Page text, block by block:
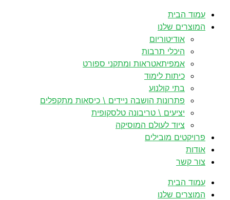
לדלג
לתוכן
עמוד הבית
המוצרים שלנו
אודיטוריום
היכלי תרבות
אמפיתאטראות ומתקני ספורט
כיתות לימוד
בתי קולנוע
פתרונות הושבה ניידים \ כיסאות מתקפלים
יציעים \ טריבונה טלסקופית
ציוד לעולם המוסיקה
פרויקטים מובילים
אודות
צור קשר
עמוד הבית
המוצרים שלנו